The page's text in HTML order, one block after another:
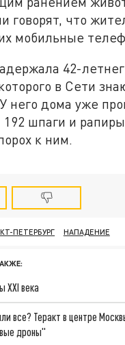
говорят, что
мобильные
42-
в Сети
него дома уже
шпаги и
к ним.
ПЕТЕРБУРГ НАПАДЕНИЕ
XXI века
все? Теракт в центре
дроны"